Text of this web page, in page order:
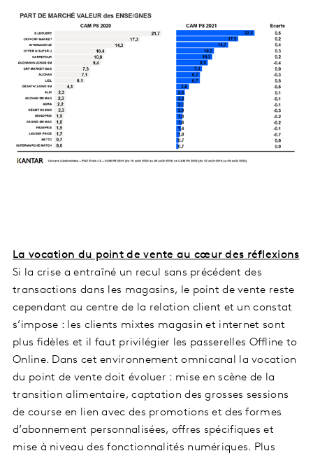
La vocation du point de vente au cœur des réflexions
Si la crise a entraîné un recul sans précédent des
transactions dans les magasins, le point de vente reste
cependant au centre de la relation client et un constat
s’impose : les clients mixtes magasin et internet sont
plus fidèles et il faut privilégier les passerelles Offline to
Online. Dans cet environnement omnicanal la vocation
du point de vente doit évoluer : mise en scène de la
transition alimentaire, captation des grosses sessions
de course en lien avec des promotions et des formes
d’abonnement personnalisées, offres spécifiques et
mise à niveau des fonctionnalités numériques. Plus